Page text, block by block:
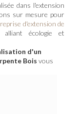
dans l'extension
sur mesure pour
d'extension de
, alliant écologie et
d'un
Bois vous